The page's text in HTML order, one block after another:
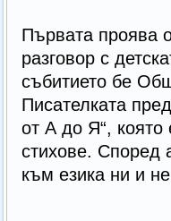
Първата проява
разговор с
събитието бе
Писателката
от А до Я“, която
стихове. Според
към езика ни и